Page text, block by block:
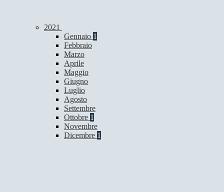
2021
Gennaio 1
Febbraio
Marzo
Aprile
Maggio
Giugno
Luglio
Agosto
Settembre
Ottobre 1
Novembre
Dicembre 1